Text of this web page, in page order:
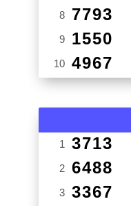
8 7793
9 1550
10 4967
1 3713
2 6488
3 3367